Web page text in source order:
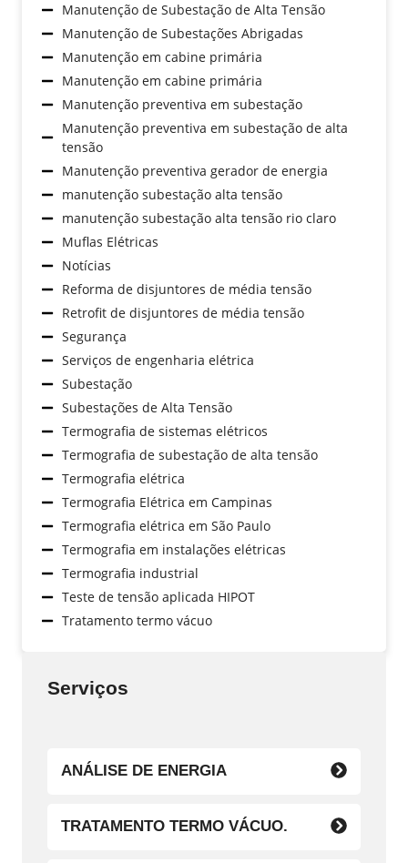
Manutenção de Subestação de Alta Tensão
Manutenção de Subestações Abrigadas
Manutenção em cabine primária
Manutenção em cabine primária
Manutenção preventiva em subestação
Manutenção preventiva em subestação de alta
tensão
Manutenção preventiva gerador de energia
manutenção subestação alta tensão
manutenção subestação alta tensão rio claro
Muflas Elétricas
Notícias
Reforma de disjuntores de média tensão
Retrofit de disjuntores de média tensão
Segurança
Serviços de engenharia elétrica
Subestação
Subestações de Alta Tensão
Termografia de sistemas elétricos
Termografia de subestação de alta tensão
Termografia elétrica
Termografia Elétrica em Campinas
Termografia elétrica em São Paulo
Termografia em instalações elétricas
Termografia industrial
Teste de tensão aplicada HIPOT
Tratamento termo vácuo
Serviços
ANÁLISE DE ENERGIA
TRATAMENTO TERMO VÁCUO.